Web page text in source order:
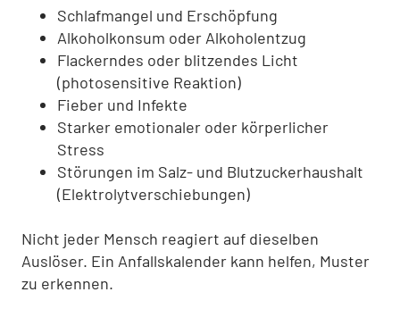
Schlafmangel und Erschöpfung
Alkoholkonsum oder Alkoholentzug
Flackerndes oder blitzendes Licht
(photosensitive Reaktion)
Fieber und Infekte
Starker emotionaler oder körperlicher
Stress
Störungen im Salz- und Blutzuckerhaushalt
(Elektrolytverschiebungen)
Nicht jeder Mensch reagiert auf dieselben
Auslöser. Ein Anfallskalender kann helfen, Muster
zu erkennen.